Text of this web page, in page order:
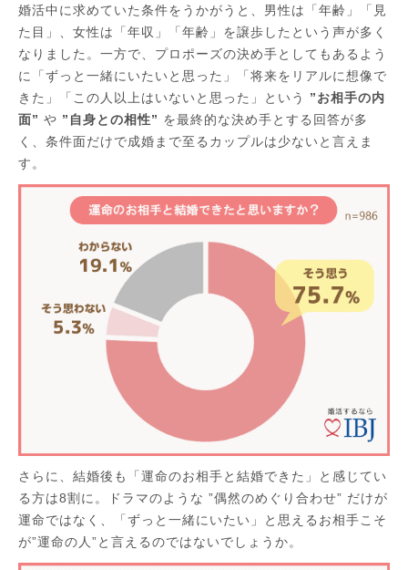
婚活中に求めていた条件をうかがうと、男性は「年齢」「見
た目」、女性は「年収」「年齢」を譲歩したという声が多く
なりました。一方で、プロポーズの決め手としてもあるよう
に「ずっと一緒にいたいと思った」「将来をリアルに想像で
きた」「この人以上はいないと思った」という
”お相手の内
面” や ”自身との相性” を最終的な決め手とする回答が多
く、条件面だけで成婚まで至るカップルは少ないと言えま
す。
さらに、結婚後も「運命のお相手と結婚できた」と感じてい
る方は8割に。ドラマのような ”偶然のめぐり合わせ” だけが
運命ではなく、「ずっと一緒にいたい」と思えるお相手こそ
が”運命の人”と言えるのではないでしょうか。